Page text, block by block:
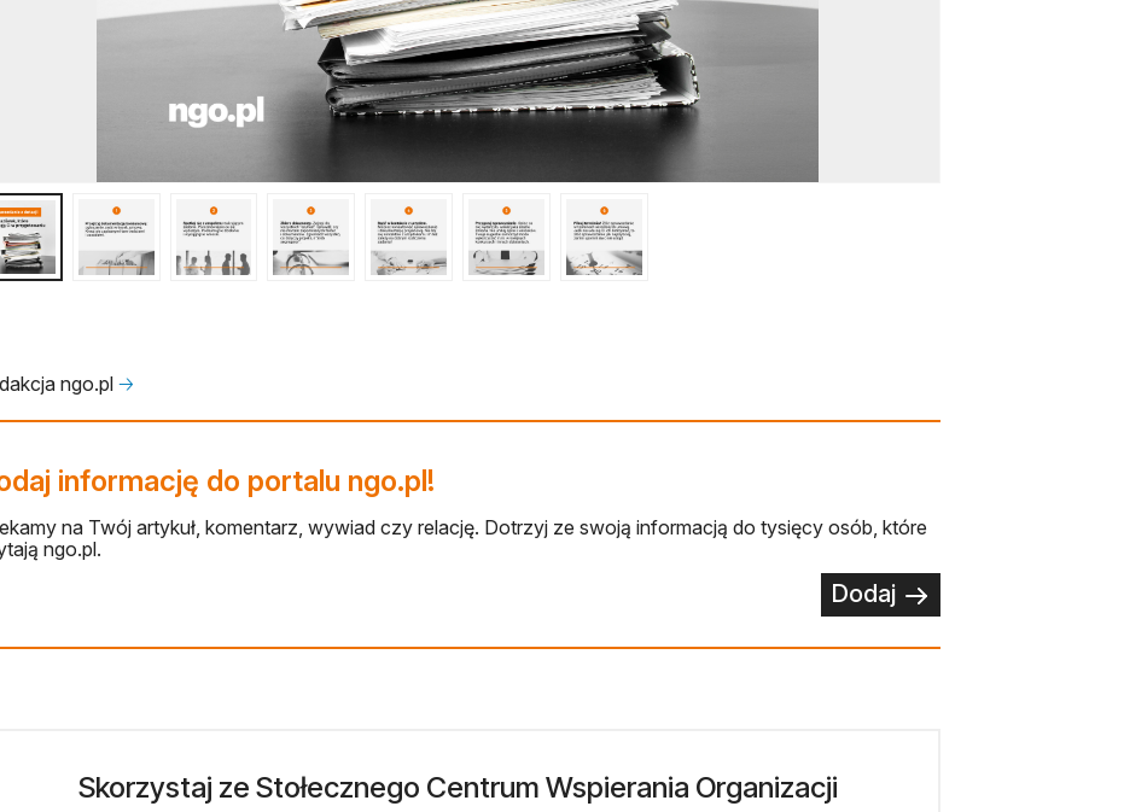
ngo.pl 🡢
informację do portalu ngo.pl!
na Twój artykuł, komentarz, wywiad czy relację. Dotrzyj ze swoją informacją do tysięcy osób, które
ngo.pl.
Dodaj
Skorzystaj ze Stołecznego Centrum Wspierania Organizacji